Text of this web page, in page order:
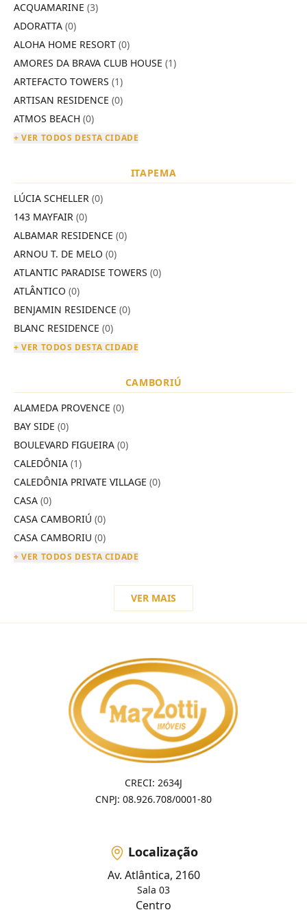
ACQUAMARINE (3)
ADORATTA (0)
ALOHA HOME RESORT (0)
AMORES DA BRAVA CLUB HOUSE (1)
ARTEFACTO TOWERS (1)
ARTISAN RESIDENCE (0)
ATMOS BEACH (0)
+ VER TODOS DESTA CIDADE
ITAPEMA
LÚCIA SCHELLER (0)
143 MAYFAIR (0)
ALBAMAR RESIDENCE (0)
ARNOU T. DE MELO (0)
ATLANTIC PARADISE TOWERS (0)
ATLÂNTICO (0)
BENJAMIN RESIDENCE (0)
BLANC RESIDENCE (0)
+ VER TODOS DESTA CIDADE
CAMBORIÚ
ALAMEDA PROVENCE (0)
BAY SIDE (0)
BOULEVARD FIGUEIRA (0)
CALEDÔNIA (1)
CALEDÔNIA PRIVATE VILLAGE (0)
CASA (0)
CASA CAMBORIÚ (0)
CASA CAMBORIU (0)
+ VER TODOS DESTA CIDADE
VER MAIS
CRECI: 2634J
CNPJ: 08.926.708/0001-80
Localização
Av. Atlântica, 2160
Sala 03
Centro